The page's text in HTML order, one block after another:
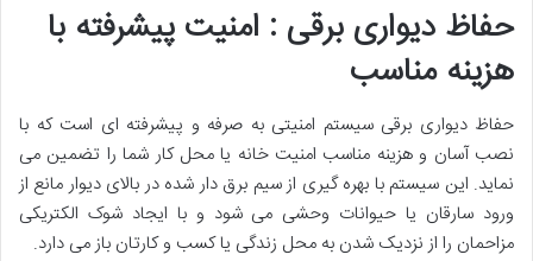
حفاظ دیواری برقی : امنیت پیشرفته با
هزینه مناسب
حفاظ دیواری برقی سیستم امنیتی به صرفه و پیشرفته ای است که با
نصب آسان و هزینه مناسب امنیت خانه یا محل کار شما را تضمین می
نماید. این سیستم با بهره گیری از سیم برق دار شده در بالای دیوار مانع از
ورود سارقان یا حیوانات وحشی می شود و با ایجاد شوک الکتریکی
مزاحمان را از نزدیک شدن به محل زندگی یا کسب و کارتان باز می دارد.